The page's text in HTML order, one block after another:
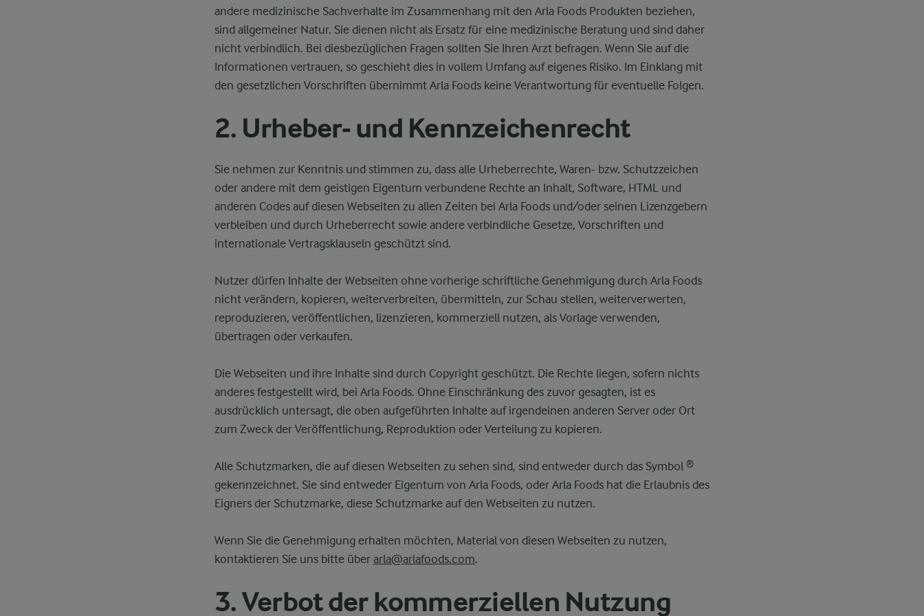
andere medizinische Sachverhalte im Zusammenhang mit den Arla Foods Produkten beziehen,
sind allgemeiner Natur. Sie dienen nicht als Ersatz für eine medizinische Beratung und sind daher
nicht verbindlich. Bei diesbezüglichen Fragen sollten Sie Ihren Arzt befragen. Wenn Sie auf die
Informationen vertrauen, so geschieht dies in vollem Umfang auf eigenes Risiko. Im Einklang mit
den gesetzlichen Vorschriften übernimmt Arla Foods keine Verantwortung für eventuelle Folgen.
2. Urheber- und Kennzeichenrecht
Sie nehmen zur Kenntnis und stimmen zu, dass alle Urheberrechte, Waren- bzw. Schutzzeichen
oder andere mit dem geistigen Eigentum verbundene Rechte an Inhalt, Software, HTML und
anderen Codes auf diesen Webseiten zu allen Zeiten bei Arla Foods und/oder seinen Lizenzgebern
verbleiben und durch Urheberrecht sowie andere verbindliche Gesetze, Vorschriften und
internationale Vertragsklauseln geschützt sind.
Nutzer dürfen Inhalte der Webseiten ohne vorherige schriftliche Genehmigung durch Arla Foods
nicht verändern, kopieren, weiterverbreiten, übermitteln, zur Schau stellen, weiterverwerten,
reproduzieren, veröffentlichen, lizenzieren, kommerziell nutzen, als Vorlage verwenden,
übertragen oder verkaufen.
Die Webseiten und ihre Inhalte sind durch Copyright geschützt. Die Rechte liegen, sofern nichts
anderes festgestellt wird, bei Arla Foods. Ohne Einschränkung des zuvor gesagten, ist es
ausdrücklich untersagt, die oben aufgeführten Inhalte auf irgendeinen anderen Server oder Ort
zum Zweck der Veröffentlichung, Reproduktion oder Verteilung zu kopieren.
Alle Schutzmarken, die auf diesen Webseiten zu sehen sind, sind entweder durch das Symbol ®
gekennzeichnet. Sie sind entweder Eigentum von Arla Foods, oder Arla Foods hat die Erlaubnis des
Eigners der Schutzmarke, diese Schutzmarke auf den Webseiten zu nutzen.
Wenn Sie die Genehmigung erhalten möchten, Material von diesen Webseiten zu nutzen,
kontaktieren Sie uns bitte über arla@arlafoods.com.
3. Verbot der kommerziellen Nutzung